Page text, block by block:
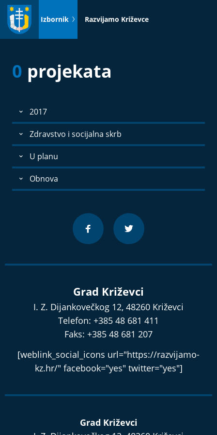
Idi
sadržaj
Izbornik Razvijamo Križevce
0 projekata
2017
Zdravstvo i socijalna skrb
U planu
Obnova
Grad Križevci
I. Z. Dijankovečkog 12, 48260 Križevci
Telefon: +385 48 681 411
Faks: +385 48 681 207
[weblink_social_icons url="https://razvijamo-
kz.hr/" facebook="yes" twitter="yes"]
Grad Križevci